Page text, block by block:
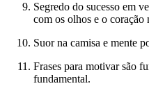
Segredo do sucesso em
com os olhos e o coração
Suor na camisa e mente
Frases para motivar são
fundamental.